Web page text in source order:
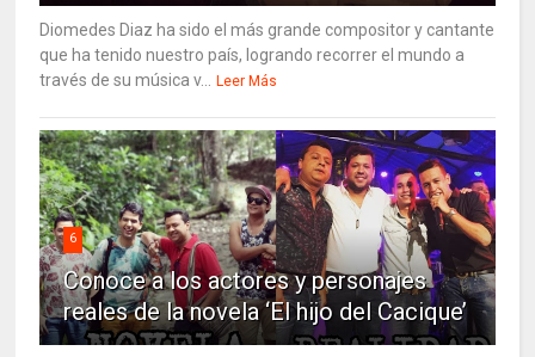
Diomedes Diaz ha sido el más grande compositor y cantante
que ha tenido nuestro país, logrando recorrer el mundo a
través de su música v... Leer Más
6
Conoce a los actores y personajes
reales de la novela ‘El hijo del Cacique’